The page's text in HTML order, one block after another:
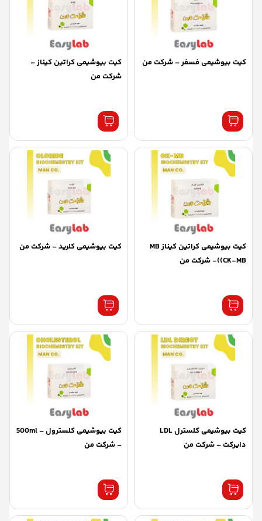
کیت بیوشیمی فسفر – شرکت من
کیت بیوشیمی کراتین کیناز –
شرکت من
کیت بیوشیمی کراتین کیناز MB
(CK-MB)- شرکت من
کیت بیوشیمی کلرید – شرکت من
کیت بیوشیمی کلسترل LDL
دایرکت – شرکت من
کیت بیوشیمی کلسترول – 500ml
– شرکت من